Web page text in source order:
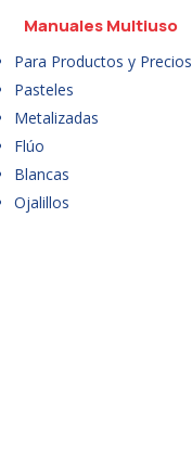
Manuales Multiuso
Para Productos y Precios
Pasteles
Metalizadas
Flúo
Blancas
Ojalillos